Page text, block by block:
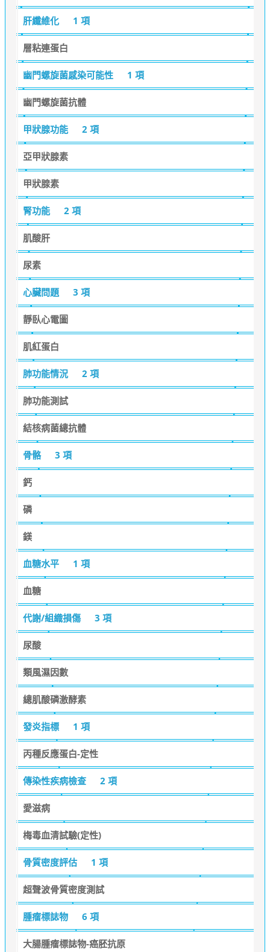
肝纖維化 1 項
層粘連蛋白
幽門螺旋菌感染可能性 1 項
幽門螺旋菌抗體
甲狀腺功能 2 項
亞甲狀腺素
甲狀腺素
腎功能 2 項
肌酸肝
尿素
心臟問題 3 項
靜臥心電圖
肌紅蛋白
肺功能情況 2 項
肺功能測試
結核病菌總抗體
骨骼 3 項
鈣
磷
鎂
血糖水平 1 項
血糖
代謝/組織損傷 3 項
尿酸
類風濕因數
總肌酸磷激酵素
發炎指標 1 項
丙種反應蛋白-定性
傳染性疾病檢查 2 項
愛滋病
梅毒血清試驗(定性)
骨質密度評估 1 項
超聲波骨質密度測試
腫瘤標誌物 6 項
大腸腫瘤標誌物-癌胚抗原